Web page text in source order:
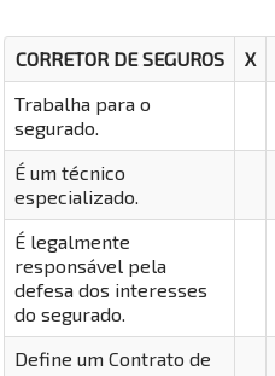
CORRETOR DE SEGUROS X
Trabalha para o
segurado.
É um técnico
especializado.
É legalmente
responsável pela
defesa dos interesses
do segurado.
Define um Contrato de